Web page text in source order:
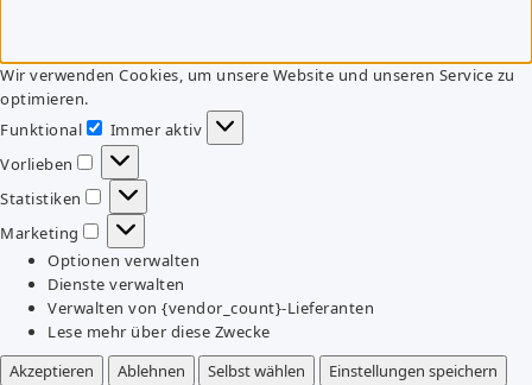
Wir verwenden Cookies, um unsere Website und unseren Service zu
optimieren.
Funktional
Funktional
Immer aktiv
Vorlieben
Vorlieben
Statistiken
Statistiken
Marketing
Marketing
Optionen verwalten
Dienste verwalten
Verwalten von {vendor_count}-Lieferanten
Lese mehr über diese Zwecke
Akzeptieren
Ablehnen Selbst wählen
Einstellungen speichern